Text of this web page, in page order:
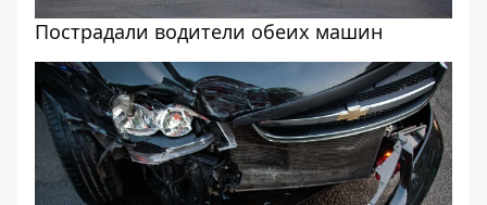
Пострадали водители обеих машин